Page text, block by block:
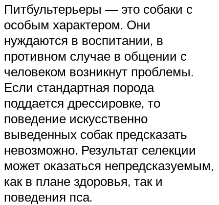
Питбультерьеры — это собаки с
особым характером. Они
нуждаются в воспитании, в
противном случае в общении с
человеком возникнут проблемы.
Если стандартная порода
поддается дрессировке, то
поведение искусственно
выведенных собак предсказать
невозможно. Результат селекции
может оказаться непредсказуемым,
как в плане здоровья, так и
поведения пса.